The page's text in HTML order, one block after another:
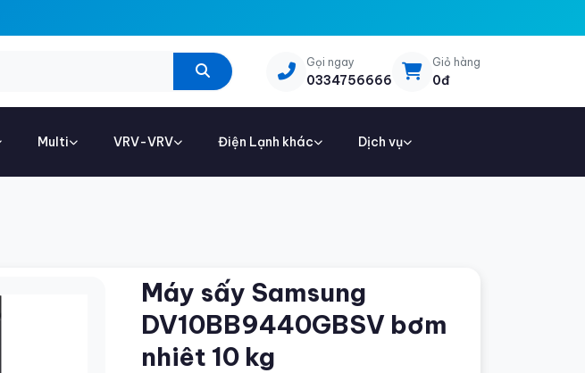
Gọi ngay
0334756666
Giỏ hàng
0đ
Multi VRV-VRV Điện Lạnh khác Dịch vụ
Máy sấy Samsung
DV10BB9440GBSV bơm
nhiêt 10 kg